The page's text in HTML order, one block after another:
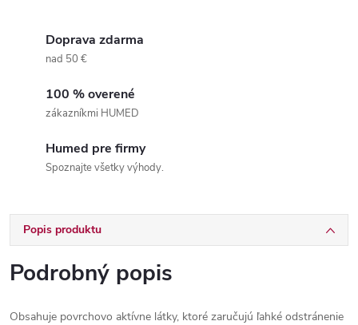
Doprava zdarma
nad 50 €
100 % overené
zákazníkmi HUMED
Humed pre firmy
Spoznajte všetky výhody.
Popis produktu
Podrobný popis
Obsahuje povrchovo aktívne látky, ktoré zaručujú ľahké odstránenie